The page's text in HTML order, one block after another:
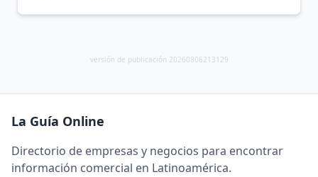
versión de publicación 20260806213129
La Guía Online
Directorio de empresas y negocios para encontrar
información comercial en Latinoamérica.